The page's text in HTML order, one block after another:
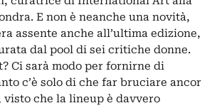
E non è neanche una novità,
assente anche all’ultima edizione,
dal pool di sei critiche donne.
Ci sarà modo per fornirne di
c’è solo di che far bruciare ancor
che la lineup è davvero